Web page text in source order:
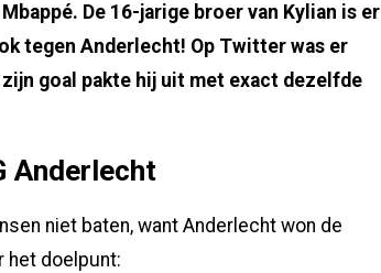
De 16-jarige broer van Kylian is er
tegen Anderlecht! Op Twitter was er
goal pakte hij uit met exact dezelfde
Anderlecht
niet baten, want Anderlecht won de
het doelpunt: